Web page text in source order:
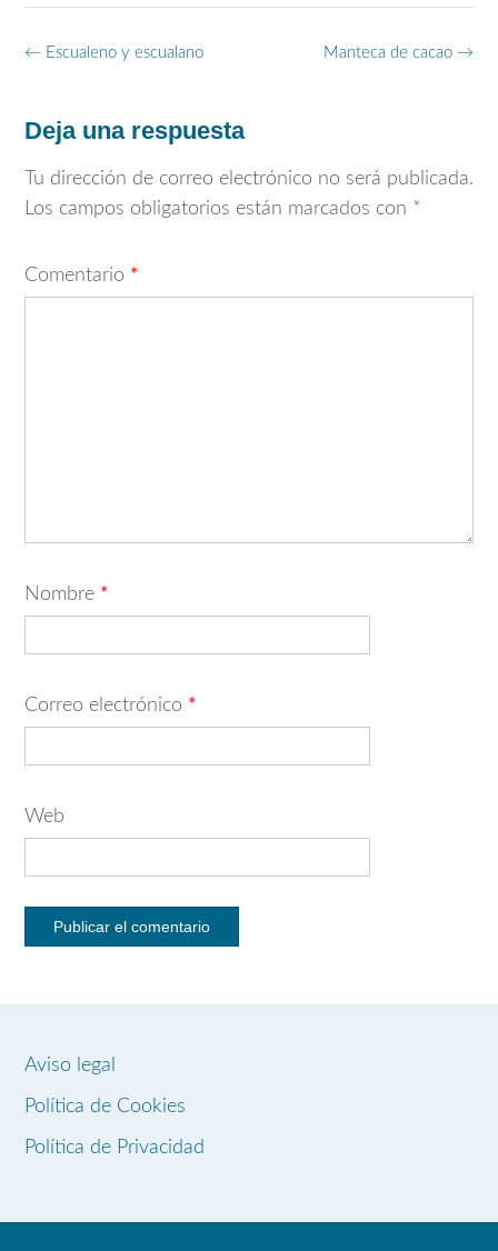
Navegación
Manteca de cacao →
← Escualeno y escualano
Deja una respuesta
Tu dirección de correo electrónico no será publicada.
Los campos obligatorios están marcados con *
Comentario *
Nombre *
Correo electrónico *
Web
Aviso legal
Política de Cookies
Política de Privacidad